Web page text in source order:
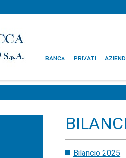
BANCA PRIVATI
BILANCI
Bilancio 2025